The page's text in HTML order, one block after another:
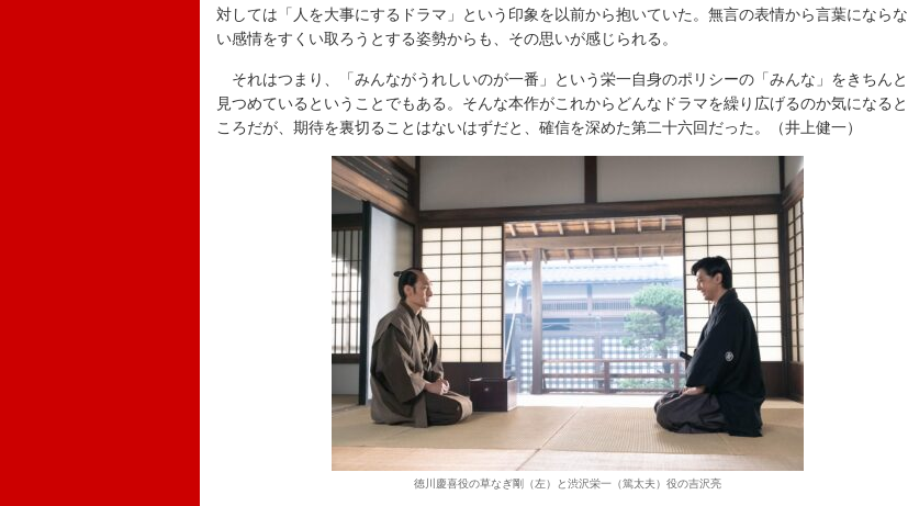
対しては「人を大事にするドラマ」という印象を以前から抱いていた。無言の表情から言葉にならな
い感情をすくい取ろうとする姿勢からも、その思いが感じられる。
それはつまり、「みんながうれしいのが一番」という栄一自身のポリシーの「みんな」をきちんと
見つめているということでもある。そんな本作がこれからどんなドラマを繰り広げるのか気になると
ころだが、期待を裏切ることはないはずだと、確信を深めた第二十六回だった。（井上健一）
徳川慶喜役の草なぎ剛（左）と渋沢栄一（篤太夫）役の吉沢亮